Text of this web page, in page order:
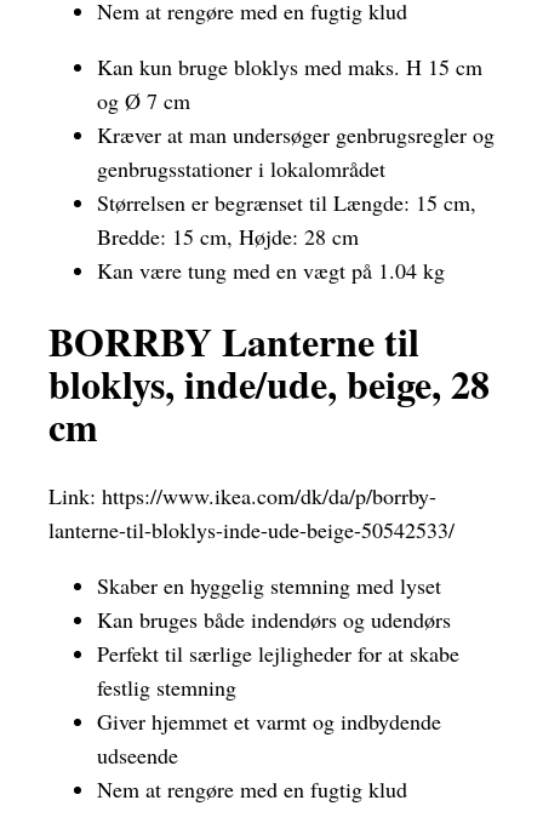
Nem at rengøre med en fugtig klud
Kan kun bruge bloklys med maks. H 15 cm
og Ø 7 cm
Kræver at man undersøger genbrugsregler og
genbrugsstationer i lokalområdet
Størrelsen er begrænset til Længde: 15 cm,
Bredde: 15 cm, Højde: 28 cm
Kan være tung med en vægt på 1.04 kg
BORRBY Lanterne til
bloklys, inde/ude, beige, 28
cm
Link: https://www.ikea.com/dk/da/p/borrby-
lanterne-til-bloklys-inde-ude-beige-50542533/
Skaber en hyggelig stemning med lyset
Kan bruges både indendørs og udendørs
Perfekt til særlige lejligheder for at skabe
festlig stemning
Giver hjemmet et varmt og indbydende
udseende
Nem at rengøre med en fugtig klud